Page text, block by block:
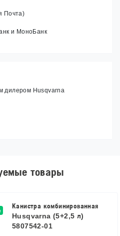
Почта)
и МоноБанк
дилером Husqvarna
товары
Канистра комбинированная
Husqvarna (5+2,5 л)
5807542-01